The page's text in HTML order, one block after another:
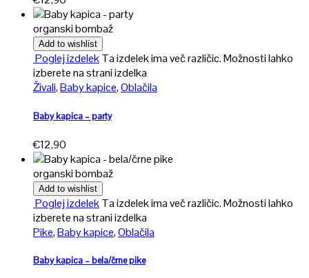
organski bombaž
Add to wishlist
Poglej izdelekTa izdelek ima več različic. Možnosti lahko
izberete na strani izdelka
Živali,Baby kapice,Oblačila
Baby kapica – party
€12,90
organski bombaž
Add to wishlist
Poglej izdelekTa izdelek ima več različic. Možnosti lahko
izberete na strani izdelka
Pike,Baby kapice,Oblačila
Baby kapica – bela/črne pike